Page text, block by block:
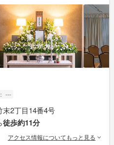
---
2丁目14番4号
徒歩約11分
アクセス情報についてもっと見る